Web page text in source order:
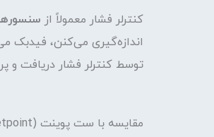
کنترلر فشار معمولاً از
اندازه‌گیری می‌کنن، فیدبک
توسط کنترلر فشار دریافت و
مقایسه با ست پوینت (Setpoint)